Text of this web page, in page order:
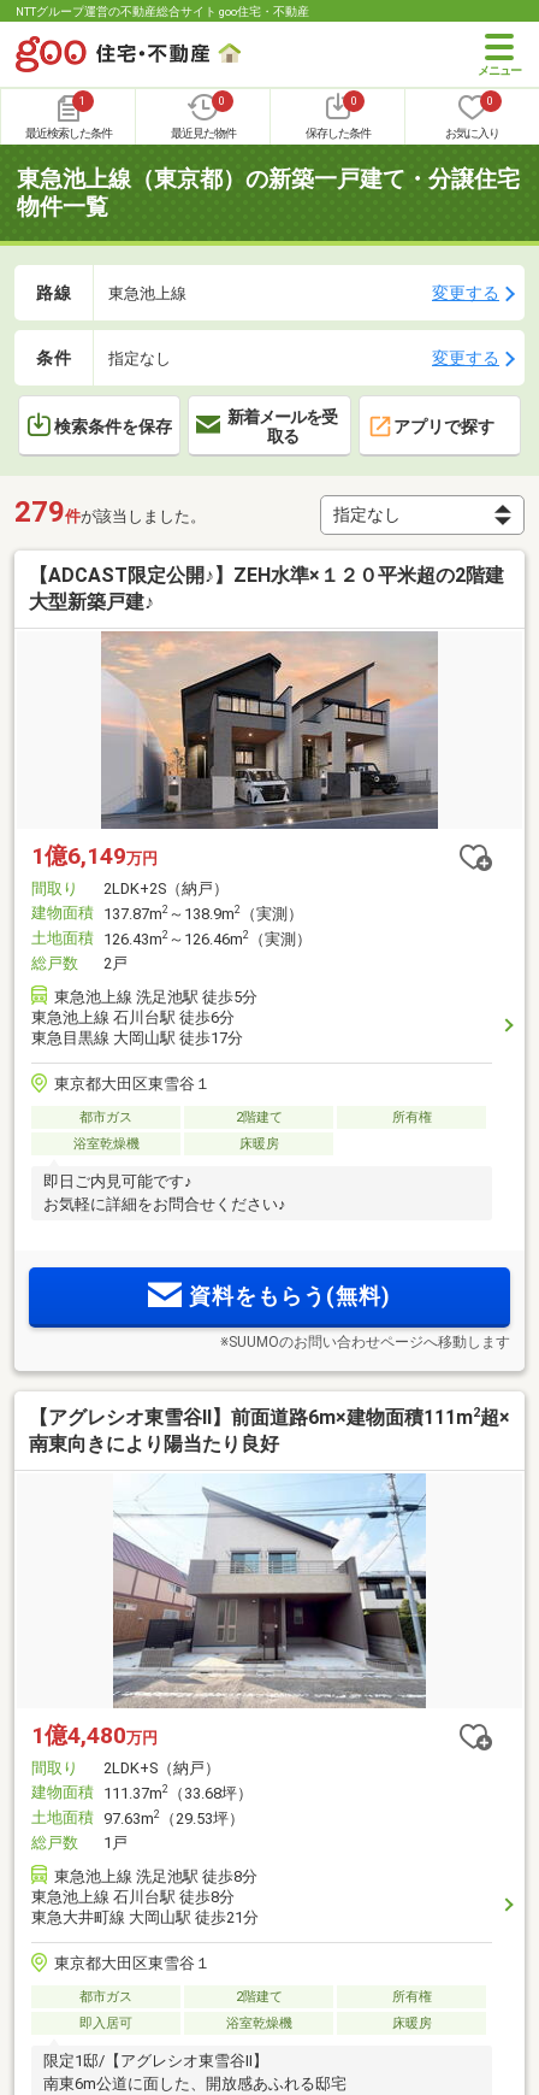
NTTグループ運営の不動産総合サイト goo住宅・不動産
1
最近検索した条件
0
最近見た物件
0
保存した条件
0
お気に入り
東急池上線（東京都）の新築一戸建て・分譲住宅
物件一覧
路線 東急池上線 変更する
条件 指定なし 変更する
検索条件を保存
新着メールを受
取る
アプリで探す
279件が該当しました。
【ADCAST限定公開♪】ZEH水準×１２０平米超の2階建
大型新築戸建♪
1億6,149万円
間取り
2LDK+2S（納戸）
建物面積 137.87m2 ～138.9m2
（実測）
土地面積 126.43m2 ～126.46m2
（実測）
総戸数
2戸
東急池上線 洗足池駅 徒歩5分
東急池上線 石川台駅 徒歩6分
東急目黒線 大岡山駅 徒歩17分
東京都大田区東雪谷１
都市ガス 2階建て
所有権
浴室乾燥機
床暖房
即日ご内見可能です♪
お気軽に詳細をお問合せください♪
資料をもらう(無料)
※SUUMOのお問い合わせページへ移動します
【アグレシオ東雪谷Ⅱ】前面道路6m×建物面積111m2超×
南東向きにより陽当たり良好
1億4,480万円
間取り
2LDK+S（納戸）
建物面積 111.37m2
（33.68坪）
土地面積 97.63m2
（29.53坪）
総戸数
1戸
東急池上線 洗足池駅 徒歩8分
東急池上線 石川台駅 徒歩8分
東急大井町線 大岡山駅 徒歩21分
東京都大田区東雪谷１
都市ガス 2階建て
所有権
即入居可
浴室乾燥機 床暖房
限定1邸/【アグレシオ東雪谷Ⅱ】
南東6m公道に面した、開放感あふれる邸宅